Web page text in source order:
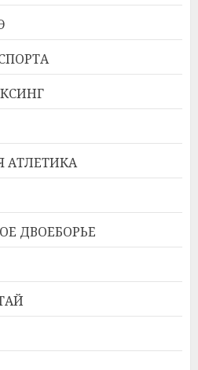
АТЛЕТИКА
ДВОЕБОРЬЕ